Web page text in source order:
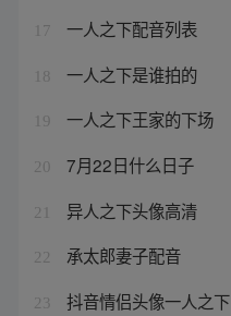
17 一人之下配音列表
18 一人之下是谁拍的
19 一人之下王家的下场
20 7月22日什么日子
21 异人之下头像高清
22 承太郎妻子配音
23 抖音情侣头像一人之下